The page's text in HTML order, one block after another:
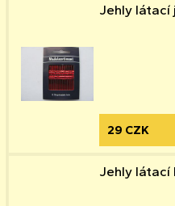
Jehly látací
29 CZK
Jehly látací